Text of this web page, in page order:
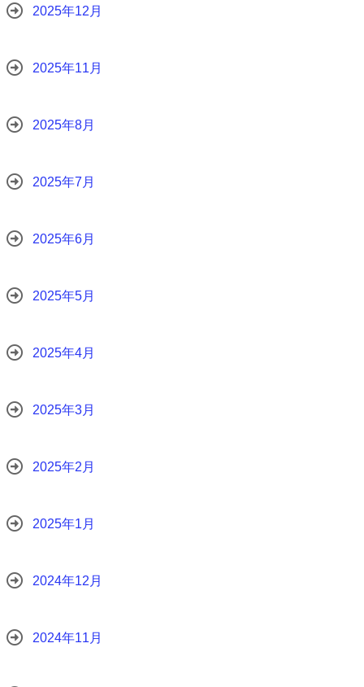
2025年12月
2025年11月
2025年8月
2025年7月
2025年6月
2025年5月
2025年4月
2025年3月
2025年2月
2025年1月
2024年12月
2024年11月